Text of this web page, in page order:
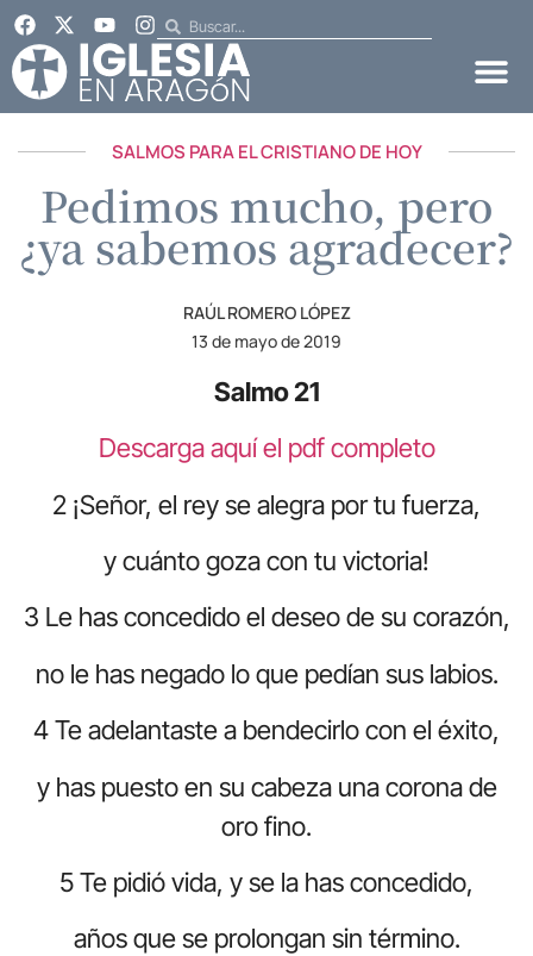
SALMOS PARA EL CRISTIANO DE HOY
Pedimos mucho, pero
¿ya sabemos agradecer?
RAÚL ROMERO LÓPEZ
13 de mayo de 2019
Salmo 21
Descarga aquí el pdf completo
2 ¡Señor, el rey se alegra por tu fuerza,
y cuánto goza con tu victoria!
3 Le has concedido el deseo de su corazón,
no le has negado lo que pedían sus labios.
4 Te adelantaste a bendecirlo con el éxito,
y has puesto en su cabeza una corona de
oro fino.
5 Te pidió vida, y se la has concedido,
años que se prolongan sin término.